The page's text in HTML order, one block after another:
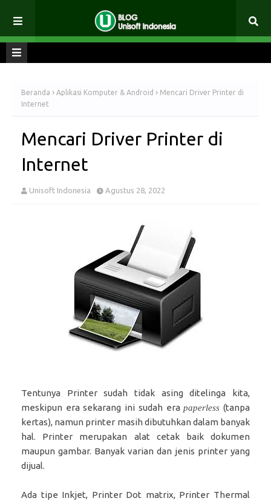
Beranda Aplikasi Komputer & Android
Mencari Driver Printer di
Internet
Mencari Driver Printer di
Internet
Unisoft Indonesia Agustus 28, 2022
Tentunya Printer sudah tidak asing ditelinga kita,
meskipun era sekarang ini sudah erapaperless (tanpa
kertas), namun printer masih dibutuhkan dalam banyak
hal. Printer merupakan alat cetak baik dokumen
maupun gambar. Banyak varian dan jenis printer yang
dijual.
Ada tipe Inkjet, Printer Dot matrix, Printer Thermal